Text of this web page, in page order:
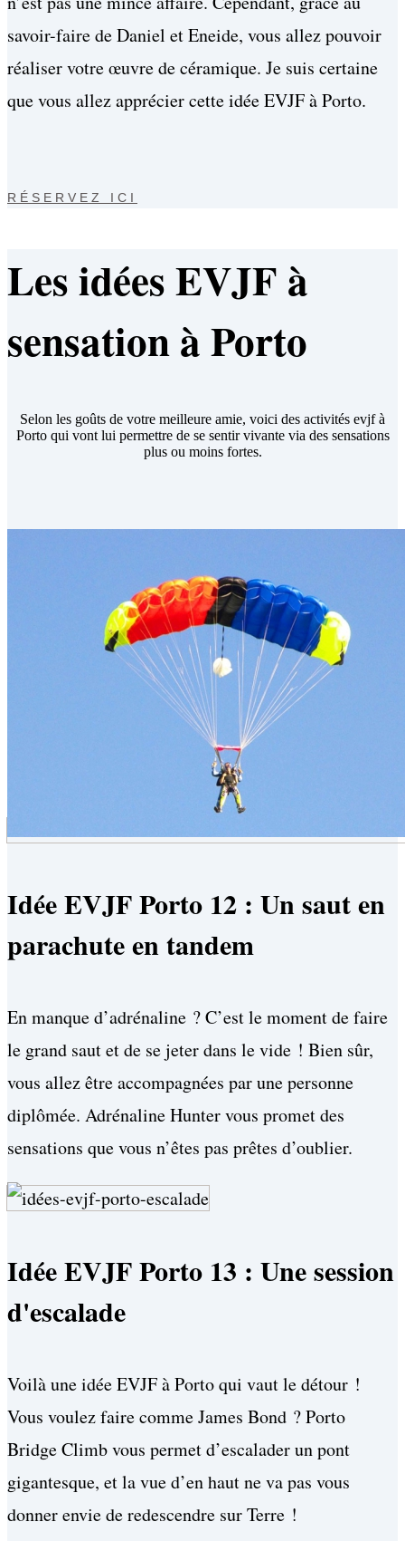
savoir-faire de Daniel et Eneide, vous allez pouvoir
réaliser votre œuvre de céramique. Je suis certaine
que vous allez apprécier cette idée EVJF à Porto.
RÉSERVEZ ICI
Les idées EVJF à
sensation à Porto
Selon les goûts de votre meilleure amie, voici des activités evjf à
Porto qui vont lui permettre de se sentir vivante via des sensations
plus ou moins fortes.
Idée EVJF Porto 12 : Un saut en
parachute en tandem
En manque d’adrénaline ? C’est le moment de faire
le grand saut et de se jeter dans le vide ! Bien sûr,
vous allez être accompagnées par une personne
diplômée. Adrénaline Hunter vous promet des
sensations que vous n’êtes pas prêtes d’oublier.
Idée EVJF Porto 13 : Une session
d'escalade
Voilà une idée EVJF à Porto qui vaut le détour !
Vous voulez faire comme James Bond ? Porto
Bridge Climb vous permet d’escalader un pont
gigantesque, et la vue d’en haut ne va pas vous
donner envie de redescendre sur Terre !